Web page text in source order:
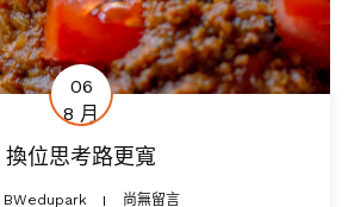
06
8 月
換位思考路更寬
BWedupark 尚無留言